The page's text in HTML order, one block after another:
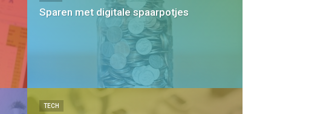
Sparen met digitale spaarpotjes
TECH